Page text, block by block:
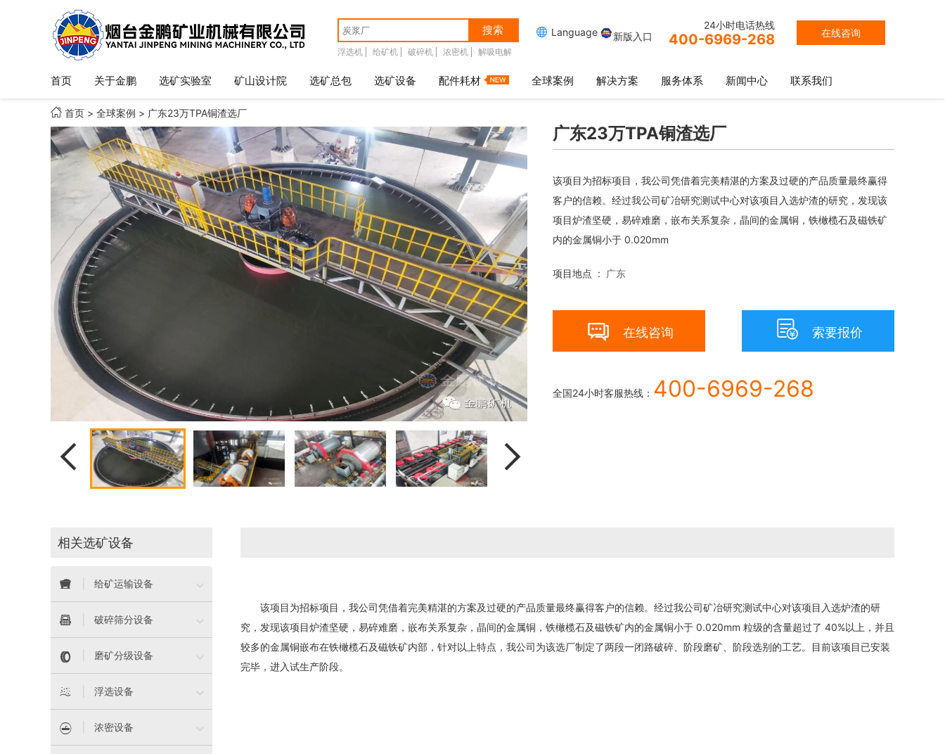
搜索
浮选机 给矿机 破碎机 浓密机 解吸电解
在线咨询
24小时电话热线
400-6969-268
 Language 新版入口
首页 关于金鹏 选矿实验室 矿山设计院 选矿总包 选矿设备 配件耗材 全球案例 解决方案 服务体系 新闻中心 联系我们
 首页 > 全球案例 > 广东23万TPA铜渣选厂
 
广东23万TPA铜渣选厂
该项目为招标项目，我公司凭借着完美精湛的方案及过硬的产品质量最终赢得
客户的信赖。经过我公司矿冶研究测试中心对该项目入选炉渣的研究，发现该
项目炉渣坚硬，易碎难磨，嵌布关系复杂，晶间的金属铜，铁橄榄石及磁铁矿
内的金属铜小于 0.020mm
项目地点 : 广东
 在线咨询  索要报价
全国24小时客服热线： 400-6969-268
相关选矿设备
 给矿运输设备
 破碎筛分设备
 磨矿分级设备
 浮选设备
 浓密设备
该项目为招标项目，我公司凭借着完美精湛的方案及过硬的产品质量最终赢得客户的信赖。经过我公司矿冶研究测试中心对该项目入选炉渣的研
究，发现该项目炉渣坚硬，易碎难磨，嵌布关系复杂，晶间的金属铜，铁橄榄石及磁铁矿内的金属铜小于 0.020mm 粒级的含量超过了 40%以上，并且
较多的金属铜嵌布在铁橄榄石及磁铁矿内部，针对以上特点，我公司为该选厂制定了两段一闭路破碎、阶段磨矿、阶段选别的工艺。目前该项目已安装
完毕，进入试生产阶段。